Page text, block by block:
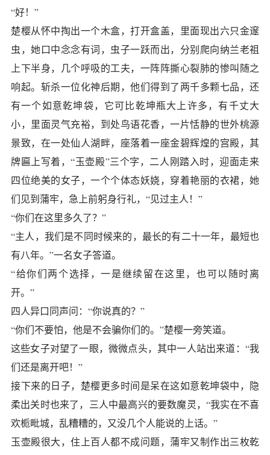
“好！”
楚樱从怀中掏出一个木盒，打开盒盖，里面现出六只金邃
虫，她口中念念有词，虫子一跃而出，分别爬向纳兰老祖
上下半身，几个呼吸的工夫，一阵阵撕心裂肺的惨叫随之
响起。斩杀一位化神后期，他们得到了两千多颗七品，还
有一个如意乾坤袋，它可比乾坤瓶大上许多，有千丈大
小，里面灵气充裕，到处鸟语花香，一片恬静的世外桃源
景致，在一处仙人湖畔，座落着一座金碧辉煌的宫殿，其
牌匾上写着，“玉壶殿”三个字，二人刚踏入时，迎面走来
四位绝美的女子，一个个体态妖娆，穿着艳丽的衣裙，她
们见到蒲牢，急上前躬身行礼，“见过主人！”
“你们在这里多久了？”
“主人，我们是不同时候来的，最长的有二十一年，最短也
有八年。”一名女子答道。
“给你们两个选择，一是继续留在这里，也可以随时离
开。”
四人异口同声问：“你说真的？”
“你们不要怕，他是不会骗你们的。”楚樱一旁笑道。
这些女子对望了一眼，微微点头，其中一人站出来道：“我
们还是离开吧！”
接下来的日子，楚樱更多时间是呆在这如意乾坤袋中，隐
柔出关时也来了，三人中最高兴的要数魔灵，“我实在不喜
欢栀毗城，乱糟糟的，又没几个人能说的上话。”
玉壶殿很大，住上百人都不成问题，蒲牢又制作出三枚乾